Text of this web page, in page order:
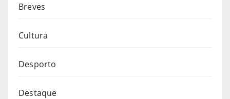
Breves
Cultura
Desporto
Destaque